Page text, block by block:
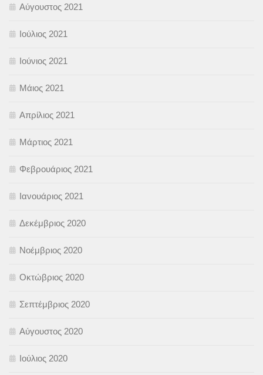
Αύγουστος 2021
Ιούλιος 2021
Ιούνιος 2021
Μάιος 2021
Απρίλιος 2021
Μάρτιος 2021
Φεβρουάριος 2021
Ιανουάριος 2021
Δεκέμβριος 2020
Νοέμβριος 2020
Οκτώβριος 2020
Σεπτέμβριος 2020
Αύγουστος 2020
Ιούλιος 2020